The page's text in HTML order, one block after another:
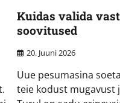
Kuidas valida
soovitused
20. Juuni 2026
Uue pesumasina
teie kodust mugavust